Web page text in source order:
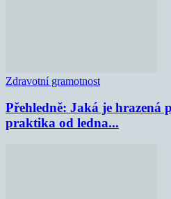
Zdravotní gramotnost
Přehledně: Jaká je hrazená
praktika od ledna...